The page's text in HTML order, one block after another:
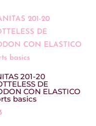
201-20
DE
CON ELASTICO
basics